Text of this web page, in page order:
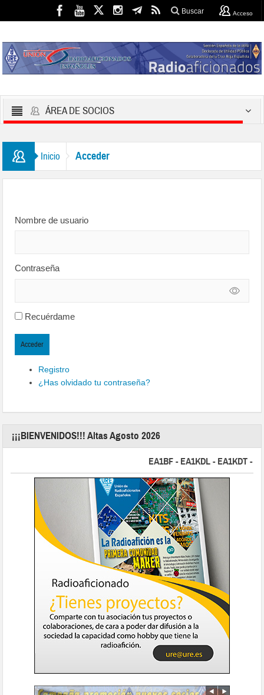
Buscar Acceso
ÁREA DE SOCIOS
Inicio Acceder
Nombre de usuario
Contraseña
Recuérdame
Acceder
Registro
¿Has olvidado tu contraseña?
¡¡¡BIENVENIDOS!!! Altas Agosto 2026
EA1BF - EA1KDL - EA1KDT -